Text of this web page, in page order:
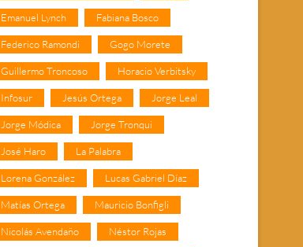
Emanuel Lynch Fabiana Bosco
Federico Ramondi Gogo Morete
Guillermo Troncoso Horacio Verbitsky
Infosur Jesús Ortega Jorge Leal
Jorge Módica Jorge Tronqui
José Haro La Palabra
Lorena González Lucas Gabriel Díaz
Matías Ortega Mauricio Bonfigli
Nicolás Avendaño Néstor Rojas